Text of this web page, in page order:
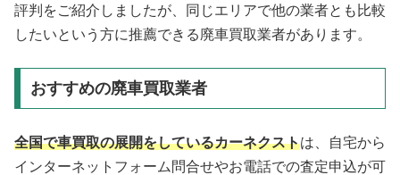
評判をご紹介しましたが、同じエリアで他の業者とも比較
したいという方に推薦できる廃車買取業者があります。
おすすめの廃車買取業者
全国で車買取の展開をしているカーネクストは、自宅から
インターネットフォーム問合せやお電話での査定申込が可